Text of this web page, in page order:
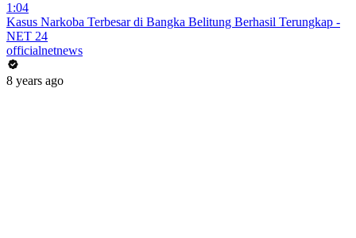
1:04
Kasus Narkoba Terbesar di Bangka Belitung Berhasil Terungkap -
NET 24
officialnetnews
8 years ago